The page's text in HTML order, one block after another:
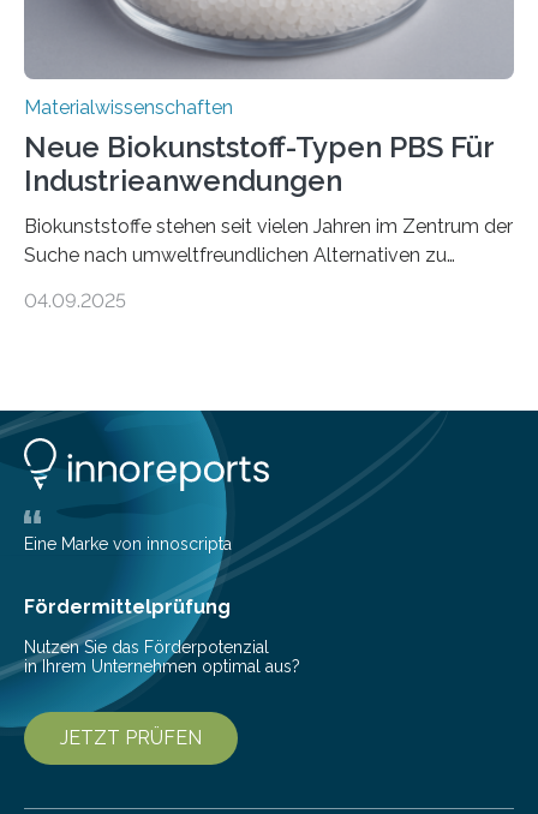
Materialwissenschaften
Neue Biokunststoff-Typen PBS Für
Industrieanwendungen
Biokunststoffe stehen seit vielen Jahren im Zentrum der
Suche nach umweltfreundlichen Alternativen zu
an fossilen Rohstoffen reduzieren, schonen Ressourcen
lassen. Genau daran arbeitet das Fraunhofer-Institut für
Angewandte Polymerforschung IAP im Potsdam
Science Park und stellt seine Entwicklungen im Bereich
biobasierter und bioabbaubarer Kunststoffe auf der K
Messe 2025 vor, der internationalen…
04.09.2025
Eine Marke von innoscripta
Fördermittelprüfung
Nutzen Sie das Förderpotenzial
in Ihrem Unternehmen optimal aus?
JETZT PRÜFEN